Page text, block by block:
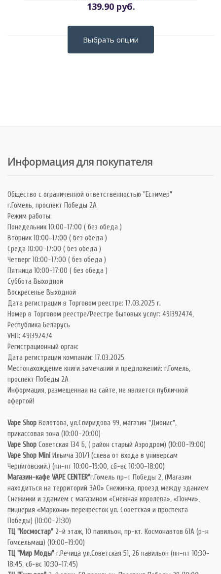
139.90 руб.
Выбрать опции
Информация для покупателя
Общество с ограниченной ответственностью "Естимер"
г.Гомель, проспект Победы 2А
Режим работы:
Понедельник 10:00-17:00 ( без обеда )
Вторник 10:00-17:00 ( без обеда )
Среда 10:00-17:00 ( без обеда )
Четверг 10:00-17:00 ( без обеда )
Пятница 10:00-17:00 ( без обеда )
Суббота Выходной
Воскресенье Выходной
Дата регистрации в Торговом реестре: 17.03.2025 г.
Номер в Торговом реестре/Реестре бытовых услуг: 491392474,
Республика Беларусь
УНП: 491392474
Регистрационный орган:
Дата регистрации компании: 17.03.2025
Местонахождение книги замечаний и предложений: г.Гомель,
проспект Победы 2А
Информация, размещенная на сайте, не является публичной
офертой!
Vape Shop Волотова, ул.Свиридова 99, магазин "Дионис",
прикассовая зона (10:00-20:00)
Vape Shop Советская 134 Б, ( район старый Аэродром) (10:00-19:00)
Vape Shop Mini Ильича 301/1 (слева от входа в универсам
Черниговский.) (пн-пт 10:00-19:00, сб-вс 10:00-18:00)
Магазин-кафе VAPE CENTER"г.Гомель пр-т Победы 2, (Магазин
находиться на территорий ЗАО» Снежинка, проезд между зданием
Снежинки и зданием с магазином «Снежная королева», «Пончи»,
пиццерия «Маркони» перекресток ул. Советская и проспекта
Победы) (10:00-21:30)
ТЦ "Космостар" 2-й этаж, 10 павильон, пр-кт. Космонавтов 61А (р-н
Гомсельмаш) (10:00-19:00)
ТЦ "Мир Моды" г.Речица ул.Советская 51, 26 павильон (пн-пт 10:30-
18:45, сб-вс 10:30-17:45)